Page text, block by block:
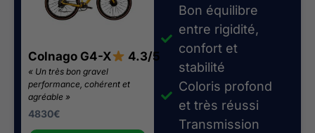
Colnago G4-X 4.3/5
« Un très bon gravel
performance, cohérent et
agréable »
4830€
Bon équilibre
entre rigidité,
confort et
stabilité
Coloris profond
et très réussi
Transmission